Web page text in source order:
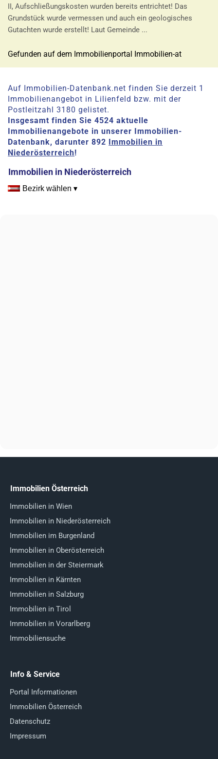
II, Aufschließungskosten wurden bereits entrichtet! Das
Grundstück wurde vermessen und auch ein geologisches
Gutachten wurde erstellt! Laut Gemeinde ...
Gefunden auf dem Immobilienportal Immobilien-at
Auf Immobilien-Datenbank.net finden Sie derzeit 1
Immobilienangebot in Lilienfeld bzw. mit der
Postleitzahl 3180 gelistet.
Insgesamt finden Sie 4524 aktuelle
Immobilienangebote in unserer Immobilien-
Datenbank, darunter 892
Immobilien in
Niederösterreich!
Immobilien in Niederösterreich
Bezirk wählen ▾
Immobilien Österreich
Immobilien in Wien
Immobilien in Niederösterreich
Immobilien im Burgenland
Immobilien in Oberösterreich
Immobilien in der Steiermark
Immobilien in Kärnten
Immobilien in Salzburg
Immobilien in Tirol
Immobilien in Vorarlberg
Immobiliensuche
Info & Service
Portal Informationen
Immobilien Österreich
Datenschutz
Impressum